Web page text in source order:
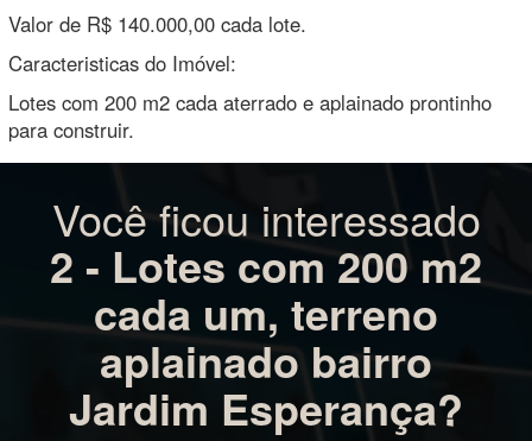
Valor de R$ 140.000,00 cada lote.
Caracteristicas do Imóvel:
Lotes com 200 m2 cada aterrado e aplainado prontinho
para construir.
Você ficou interessado
2 - Lotes com 200 m2
cada um, terreno
aplainado bairro
Jardim Esperança?